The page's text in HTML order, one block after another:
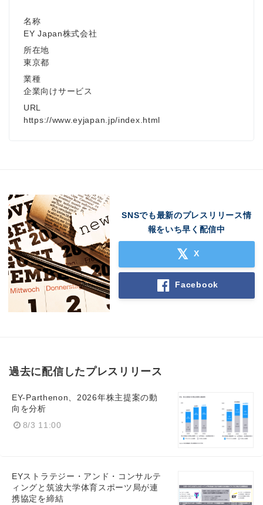
名称
EY Japan株式会社
所在地
東京都
業種
企業向けサービス
URL
https://www.eyjapan.jp/index.html
SNSでも最新のプレスリリース情
報をいち早く配信中
X
Facebook
過去に配信したプレスリリース
EY-Parthenon、2026年株主提案の動
向を分析
8/3 11:00
EYストラテジー・アンド・コンサルテ
ィングと筑波大学体育スポーツ局が連
携協定を締結